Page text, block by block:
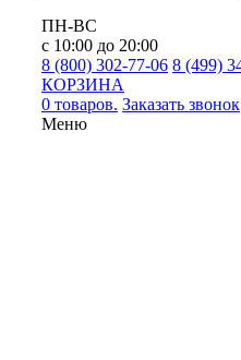
ПН-ВС
с 10:00 до 20:00
8 (800) 302-77-06 8 (499)
КОРЗИНА
0 товаров. Заказать звонок
Меню